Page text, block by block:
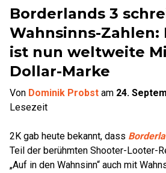
Borderlands 3
Wahnsinns-Zahlen:
ist nun weltweite
Dollar-Marke
Von Dominik Probst am 24.
Lesezeit
2K gab heute bekannt, dass
Teil der berühmten Shooter-Looter-
„Auf in den Wahnsinn“ auch mit